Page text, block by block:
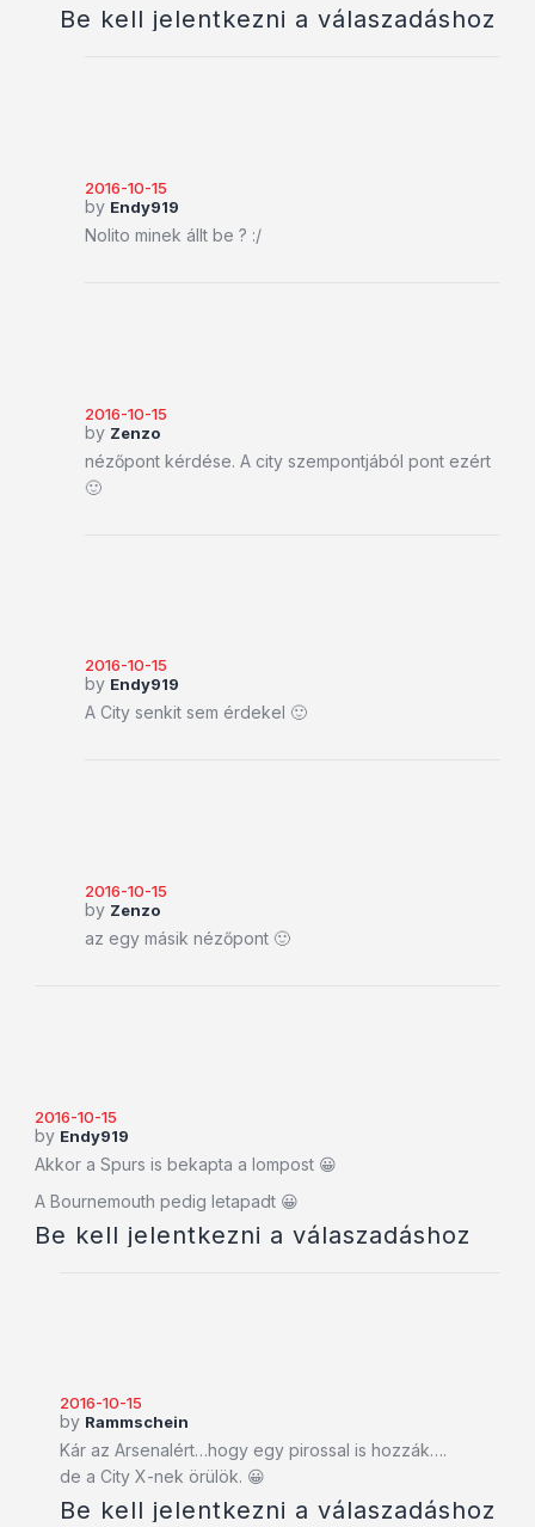
Be kell jelentkezni a válaszadáshoz
2016-10-15
by Endy919
Nolito minek állt be ? :/
2016-10-15
by Zenzo
nézőpont kérdése. A city szempontjából pont ezért
🙂
2016-10-15
by Endy919
A City senkit sem érdekel 🙂
2016-10-15
by Zenzo
az egy másik nézőpont 🙂
2016-10-15
by Endy919
Akkor a Spurs is bekapta a lompost 😀
A Bournemouth pedig letapadt 😀
Be kell jelentkezni a válaszadáshoz
2016-10-15
by Rammschein
Kár az Arsenalért…hogy egy pirossal is hozzák….
de a City X-nek örülök. 😀
Be kell jelentkezni a válaszadáshoz